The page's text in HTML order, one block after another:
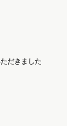
だきました